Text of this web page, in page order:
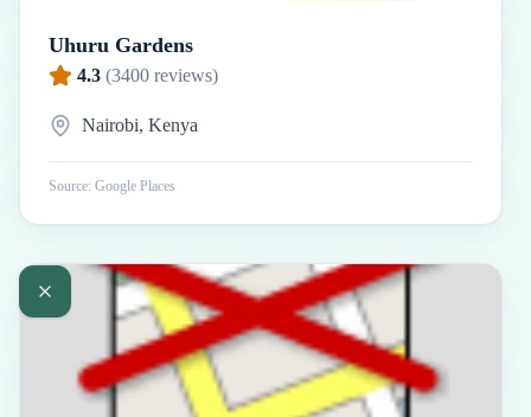
Uhuru Gardens
4.3 (3400 reviews)
Nairobi, Kenya
Source: Google Places